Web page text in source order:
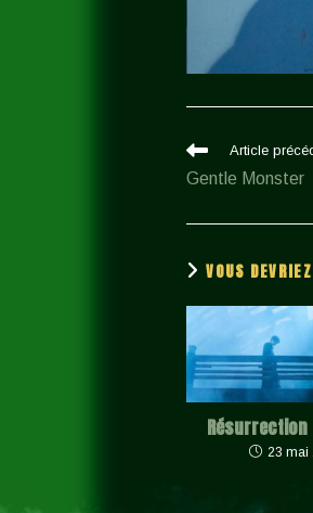
Read
more
articles
Article
Gentle Monster
VOUS
Résurrection
23 mai